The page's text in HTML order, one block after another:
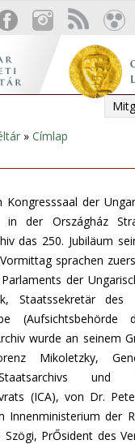
» Címlap
der
in der Országház
das 250. Jubiläum
sprachen
der
Staatssekretär des
(Aufsichtsbehörde
wurde an seinem
Mikoletzky,
Staatsarchivs und
(ICA), von Dr.
Innenministerium der
PrŐsident des